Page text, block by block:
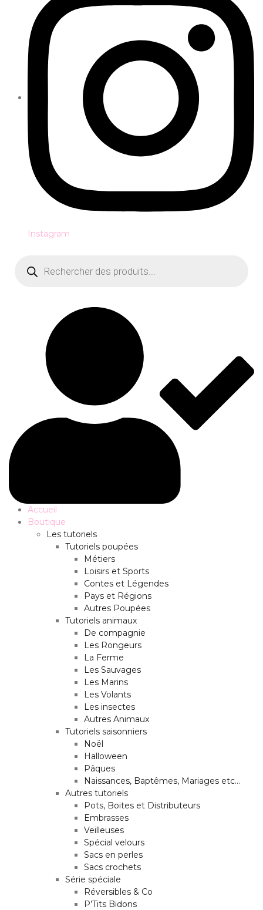
Instagram
produits
Accueil
Boutique
Les tutoriels
Tutoriels poupées
Métiers
Loisirs et Sports
Contes et Légendes
Pays et Régions
Autres Poupées
Tutoriels animaux
De compagnie
Les Rongeurs
La Ferme
Les Sauvages
Les Marins
Les Volants
Les insectes
Autres Animaux
Tutoriels saisonniers
Noël
Halloween
Pâques
Naissances, Baptêmes, Mariages etc…
Autres tutoriels
Pots, Boites et Distributeurs
Embrasses
Veilleuses
Spécial velours
Sacs en perles
Sacs crochets
Série spéciale
Réversibles & Co
P’Tits Bidons